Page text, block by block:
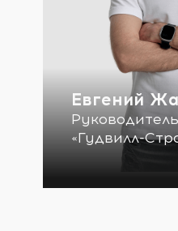
Евгений
«Гудвилл-